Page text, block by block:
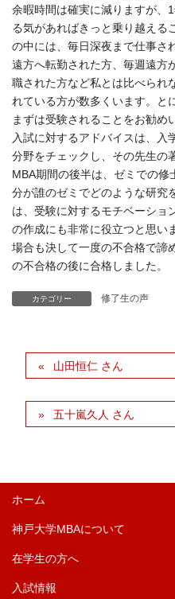
余暇時間は確実に減りますが、
る気があればきっと乗り越える
の中には、毎日深夜まで仕事さ
遠方へ転勤された方、毎週遠方
職された方など私とは比べられ
れている方が数多くいます。と
まずは受験されることをお勧め
入試に対するアドバイスは、入
分野をチェックし、その先生の
MBA期間の後半は、ゼミでの修
分が誰のゼミでどのような研究
は、受験に対するモチベーショ
の作成にも非常に役立つと思い
場合も決して一度の不合格で諦
の不合格の後に合格しました。
カテゴリー 修了生の声
山田恒仁 さん
五十嵐久人 さん
ホーム
神戸大学MBAについて
在学生の方へ
入試情報